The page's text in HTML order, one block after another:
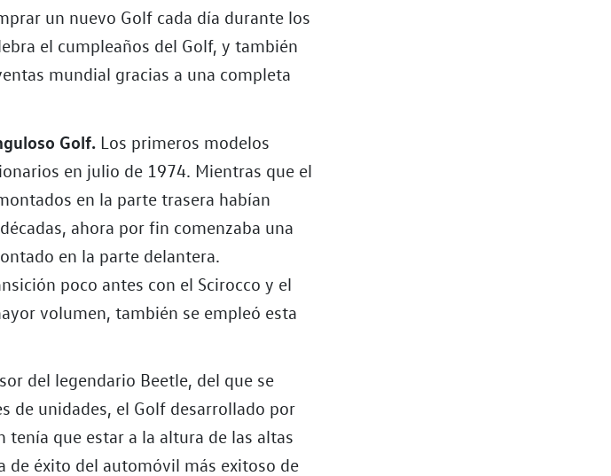
un nuevo Golf cada día durante los
el cumpleaños del Golf, y también
mundial gracias a una completa
Golf. Los primeros modelos
en julio de 1974. Mientras que el
en la parte trasera habían
ahora por fin comenzaba una
en la parte delantera.
poco antes con el Scirocco y el
volumen, también se empleó esta
del legendario Beetle, del que se
de unidades, el Golf desarrollado por
tenía que estar a la altura de las altas
de éxito del automóvil más exitoso de